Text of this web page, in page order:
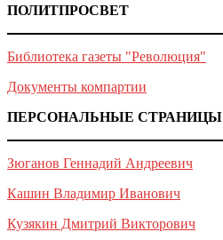
ПОЛИТПРОСВЕТ
Библиотека газеты "Революция"
Документы компартии
ПЕРСОНАЛЬНЫЕ СТРАНИЦЫ
Зюганов Геннадий Андреевич
Кашин Владимир Иванович
Кузякин Дмитрий Викторович